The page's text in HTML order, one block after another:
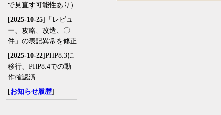
で見直す可能性あり）
[2025-10-25]「レビュ
ー、攻略、改造、〇
件」の表記異常を修正
[2025-10-22]PHP8.3に
移行、PHP8.4での動
作確認済
[お知らせ履歴]